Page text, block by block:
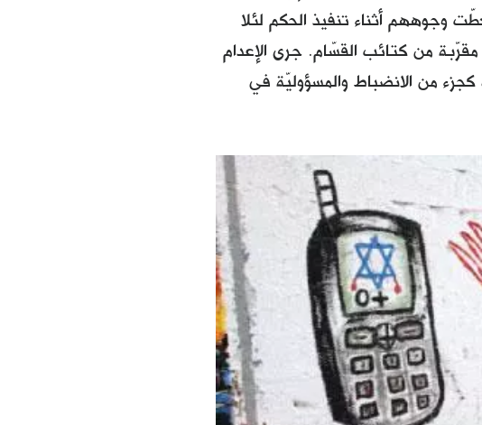
الجمعة الماضي (22 آب /اغسطس 2014)، فغطّت وجوههم أثناء تنفيذ الحكم لئلا
من كتائب القسّام. جرى الإعدام
كجزء من الانضباط والمسؤوليّة في